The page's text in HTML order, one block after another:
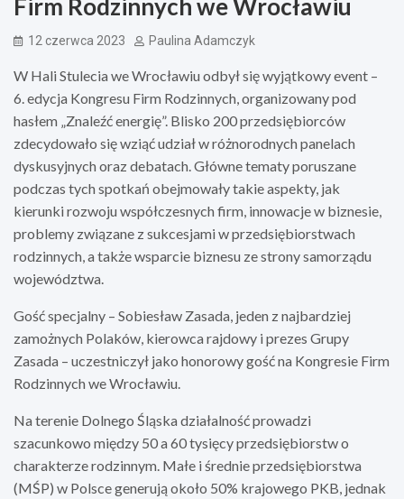
Firm Rodzinnych we Wrocławiu
12 czerwca 2023 Paulina Adamczyk
W Hali Stulecia we Wrocławiu odbył się wyjątkowy event –
6. edycja Kongresu Firm Rodzinnych, organizowany pod
hasłem „Znaleźć energię”. Blisko 200 przedsiębiorców
zdecydowało się wziąć udział w różnorodnych panelach
dyskusyjnych oraz debatach. Główne tematy poruszane
podczas tych spotkań obejmowały takie aspekty, jak
kierunki rozwoju współczesnych firm, innowacje w biznesie,
problemy związane z sukcesjami w przedsiębiorstwach
rodzinnych, a także wsparcie biznesu ze strony samorządu
województwa.
Gość specjalny – Sobiesław Zasada, jeden z najbardziej
zamożnych Polaków, kierowca rajdowy i prezes Grupy
Zasada – uczestniczył jako honorowy gość na Kongresie Firm
Rodzinnych we Wrocławiu.
Na terenie Dolnego Śląska działalność prowadzi
szacunkowo między 50 a 60 tysięcy przedsiębiorstw o
charakterze rodzinnym. Małe i średnie przedsiębiorstwa
(MŚP) w Polsce generują około 50% krajowego PKB, jednak